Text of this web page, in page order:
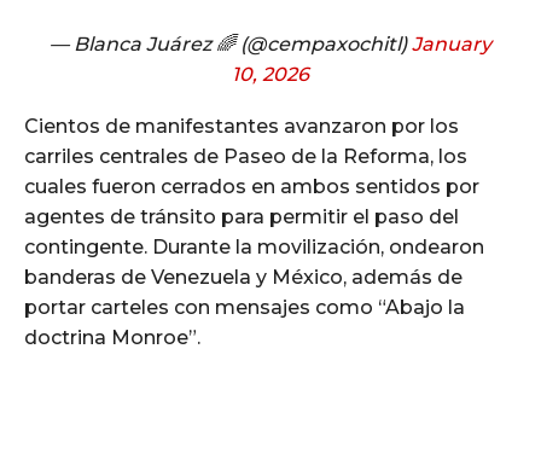
— Blanca Juárez 🌈 (@cempaxochitl)January
10, 2026
Cientos de manifestantes avanzaron por los
carriles centrales de Paseo de la Reforma, los
cuales fueron cerrados en ambos sentidos por
agentes de tránsito para permitir el paso del
contingente. Durante la movilización, ondearon
banderas de Venezuela y México, además de
portar carteles con mensajes como “Abajo la
doctrina Monroe”.